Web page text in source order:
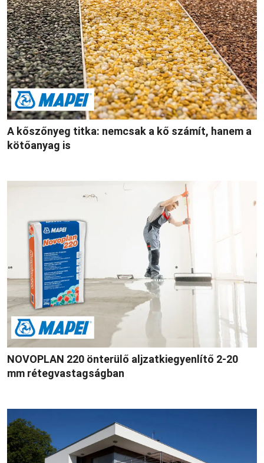
A kőszőnyeg titka: nemcsak a kő számít, hanem a
kötőanyag is
NOVOPLAN 220 önterülő aljzatkiegyenlítő 2-20
mm rétegvastagságban